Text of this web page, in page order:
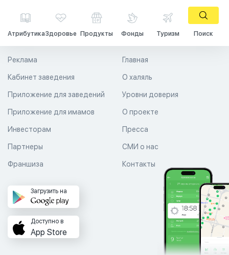
АтрибутикаЗдоровье Продукты Фонды Туризм Поиск
Главная
О халяль
Уровни доверия
Реклама
Кабинет заведения
Приложение для заведений
Приложение для имамов О проекте
Пресса
СМИ о нас
Контакты
Инвесторам
Партнеры
Франшиза
Загрузить на
Доступно в
App Store